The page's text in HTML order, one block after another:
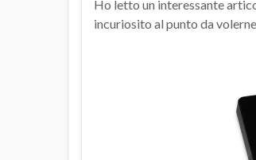
Ho letto un interessante
incuriosito al punto da